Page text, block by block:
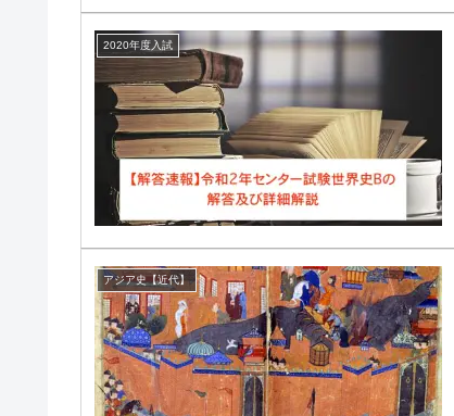
2020年度入試
アジア史【近代】